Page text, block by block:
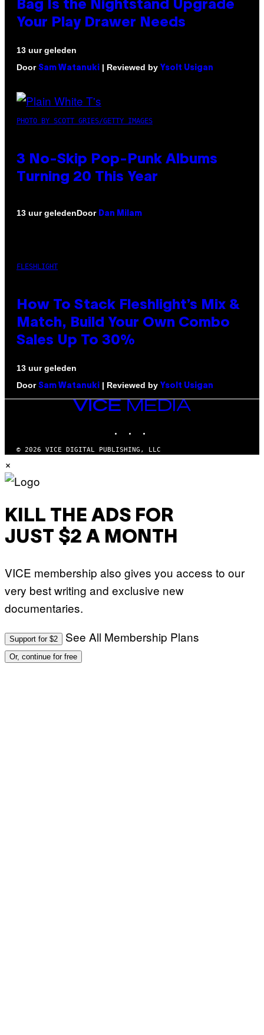
Bag Is the Nightstand Upgrade
Your Play Drawer Needs
13 uur geleden
Door Sam Watanuki | Reviewed by Ysolt Usigan
PHOTO BY SCOTT GRIES/GETTY IMAGES
3 No-Skip Pop-Punk Albums
Turning 20 This Year
13 uur geledenDoor Dan Milam
FLESHLIGHT
How To Stack Fleshlight’s Mix &
Match, Build Your Own Combo
Sales Up To 30%
13 uur geleden
Door Sam Watanuki | Reviewed by Ysolt Usigan
VICE
MEDIA
© 2026 VICE DIGITAL PUBLISHING, LLC
×
KILL THE ADS FOR
JUST $2 A MONTH
VICE membership also gives you access to our
very best writing and exclusive new
documentaries.
Support for $2 See All Membership Plans
Or, continue for free